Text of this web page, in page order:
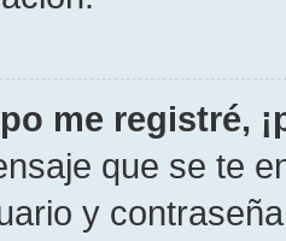
me registré,
que se te
y